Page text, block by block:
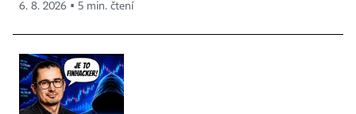
6. 8. 2026 ▪ 5 min. čtení